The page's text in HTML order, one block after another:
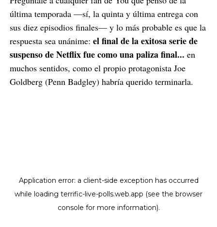
última temporada —sí, la quinta y última entrega con
sus diez episodios finales— y lo más probable es que la
respuesta sea unánime: el final de la exitosa serie de
suspenso de Netflix fue como una paliza final... en
muchos sentidos, como el propio protagonista Joe
Goldberg (Penn Badgley) habría querido terminarla.